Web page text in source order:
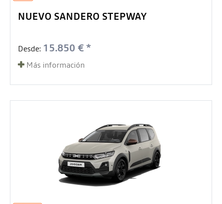
NUEVO SANDERO STEPWAY
Desde: 15.850 € *
Más información